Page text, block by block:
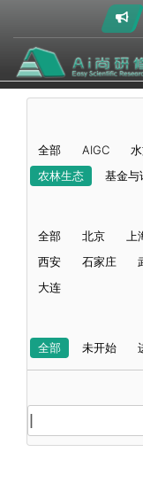
全部
AIGC
农林生态
基金与
全部
北京 上
西安
石家庄
大连
全部
未开始